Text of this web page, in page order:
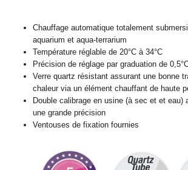
Chauffage automatique totalement
aquarium et aqua-terrarium
Température réglable de 20°C à 34°C
Précision de réglage par graduation de
Verre quartz résistant assurant une bonne
chaleur via un élément chauffant de haute
Double calibrage en usine (à sec et et eau)
une grande précision
Ventouses de fixation fournies